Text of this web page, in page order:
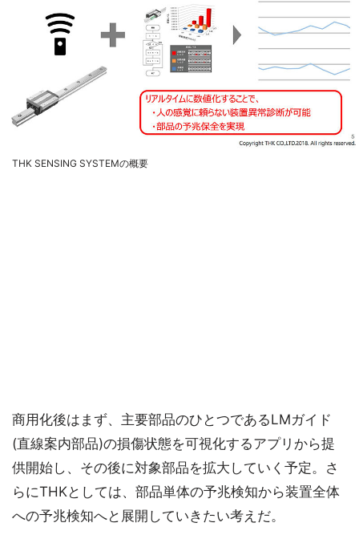
THK SENSING SYSTEMの概要
商用化後はまず、主要部品のひとつであるLMガイド
(直線案内部品)の損傷状態を可視化するアプリから提
供開始し、その後に対象部品を拡大していく予定。さ
らにTHKとしては、部品単体の予兆検知から装置全体
への予兆検知へと展開していきたい考えだ。